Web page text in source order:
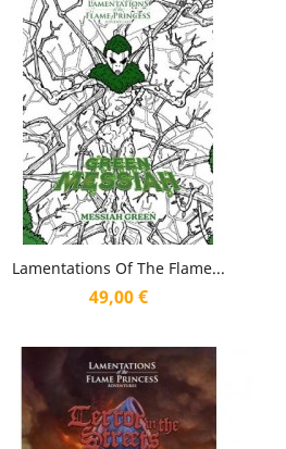
Lamentations Of The Flame...
Prix
49,00 €
Aperçu rapide